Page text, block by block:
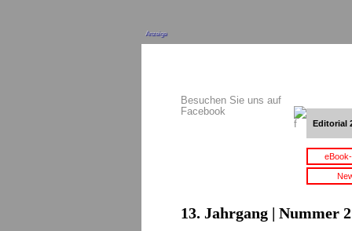
Anzeige
Besuchen Sie uns auf
Facebook
Editorial
13. Jahrgang | Nummer